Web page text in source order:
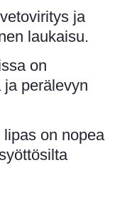
ja
laukaisu.
on
perälevyn
on nopea